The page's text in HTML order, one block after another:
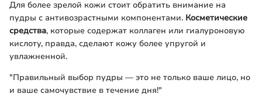
Для более зрелой кожи стоит обратить внимание на
пудры с антивозрастными компонентами. Косметические
средства, которые содержат коллаген или гиалуроновую
кислоту, правда, сделают кожу более упругой и
увлажненной.
"Правильный выбор пудры — это не только ваше лицо, но
и ваше самочувствие в течение дня!"